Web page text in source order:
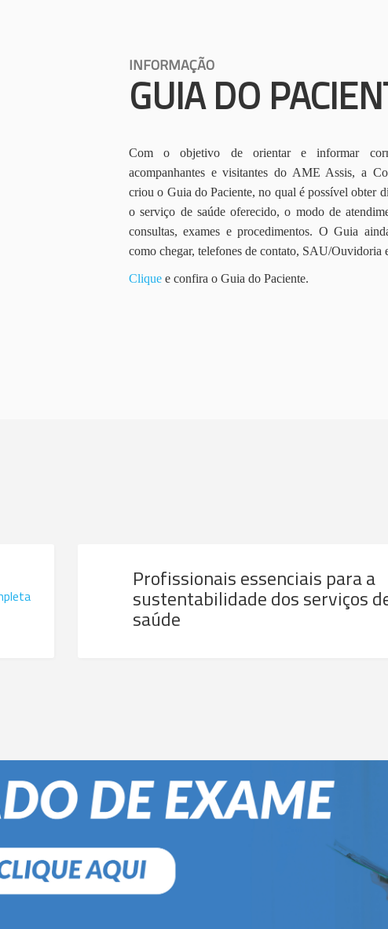
INFORMAÇÃO
GUIA DO
Com o objetivo de orientar e informar
acompanhantes e visitantes do AME Assis, a
criou o Guia do Paciente, no qual é possível obter
o serviço de saúde oferecido, o modo de
consultas, exames e procedimentos. O Guia
como chegar, telefones de contato, SAU/Ouvidoria
Clique e confira o Guia do Paciente.
Profissionais essenciais para a
sustentabilidade dos serviços
saúde